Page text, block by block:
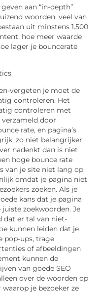
aan “in-depth”
woorden. veel van
uit minstens 1.500
hoe meer waarde
lager je bouncerate
vergeten je moet de
controleren. Het
controleren met
verzameld door
rate, en pagina’s
zo niet belangrijker
nadenkt dan is niet
hoge bounce rate
van je site niet lang op
omdat je pagina niet
zoeken. Als je
kans dat je pagina
zoekwoorden. Je
dat er tal van niet-
kunnen leiden dat je
pop-ups, trage
of afbeeldingen
kunnen de
van goede SEO
over de woorden op
je bezoeker ze